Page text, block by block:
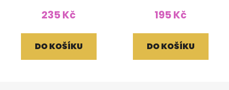
235 Kč
DO KOŠÍKU
195 Kč
DO KOŠÍKU